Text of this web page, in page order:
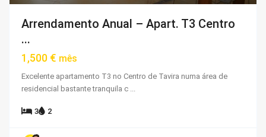
Arrendamento Anual – Apart. T3 Centro
...
1,500 € mês
Excelente apartamento T3 no Centro de Tavira numa área de
residencial bastante tranquila c
3 2